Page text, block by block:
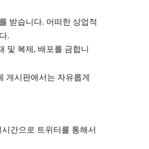
받습니다. 어떠한 상업적
.
및 복제, 배포를 금합니
게시판에서는 자유롭게
간으로 트위터를 통해서